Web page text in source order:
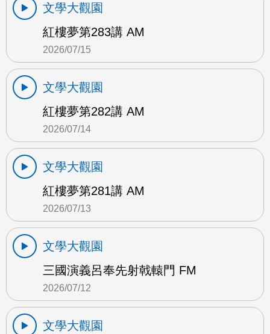
文學大觀園
紅樓夢第283講 AM
2026/07/15
文學大觀園
紅樓夢第282講 AM
2026/07/14
文學大觀園
紅樓夢第281講 AM
2026/07/13
文學大觀園
三國演義呂奉先射戟轅門 FM
2026/07/12
文學大觀園